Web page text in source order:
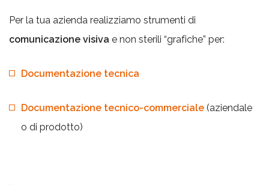
Per la tua azienda realizziamo strumenti di
comunicazione visiva e non sterili “grafiche” per:
Documentazione tecnica
Documentazione tecnico-commerciale (aziendale
o di prodotto)